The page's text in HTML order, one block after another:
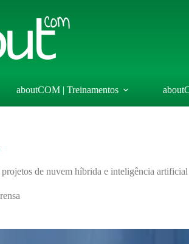
aboutCOM | Treinamentos
de nuvem híbrida e inteligência artificial